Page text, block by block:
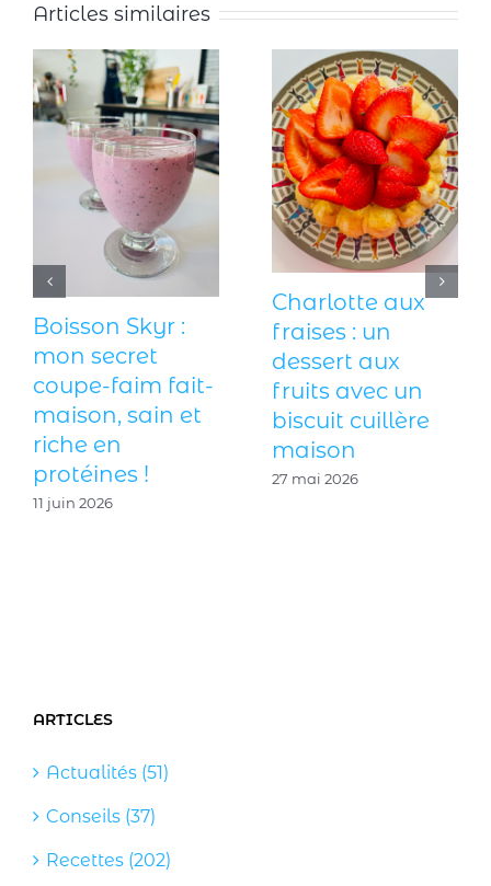
Articles similaires
Tzatziki maison
à la menthe
fraîche : le dip
idéal pour
l’apéritif
poisson
croustillants : la
recette qui
réconcilie les
enfants avec le
poisson !
Actualités (51)
Conseils (37)
Recettes (202)